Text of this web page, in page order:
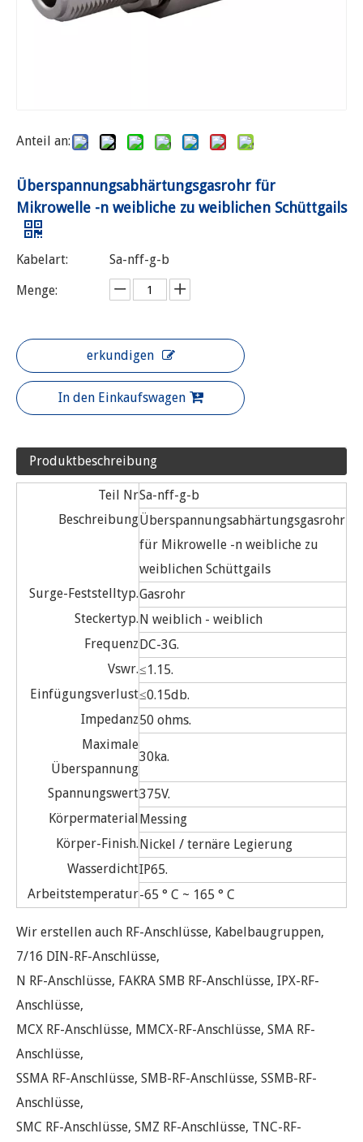
Anteil an:
Überspannungsabhärtungsgasrohr für
Mikrowelle -n weibliche zu weiblichen Schüttgails
Kabelart:
Sa-nff-g-b
Menge:
erkundigen
In den Einkaufswagen
Produktbeschreibung
Teil NrSa-nff-g-b
BeschreibungÜberspannungsabhärtungsgasrohr
für Mikrowelle -n weibliche zu
weiblichen Schüttgails
Surge-Feststelltyp.Gasrohr
Steckertyp.N weiblich - weiblich
FrequenzDC-3G.
Vswr.≤1.15.
Einfügungsverlust≤0.15db.
Impedanz50 ohms.
Maximale
Überspannung
30ka.
Spannungswert375V.
KörpermaterialMessing
Körper-Finish.Nickel / ternäre Legierung
WasserdichtIP65.
Arbeitstemperatur-65 ° C ~ 165 ° C
Wir erstellen auch RF-Anschlüsse, Kabelbaugruppen,
7/16 DIN-RF-Anschlüsse,
N RF-Anschlüsse, FAKRA SMB RF-Anschlüsse, IPX-RF-
Anschlüsse,
MCX RF-Anschlüsse, MMCX-RF-Anschlüsse, SMA RF-
Anschlüsse,
SSMA RF-Anschlüsse, SMB-RF-Anschlüsse, SSMB-RF-
Anschlüsse,
SMC RF-Anschlüsse, SMZ RF-Anschlüsse, TNC-RF-